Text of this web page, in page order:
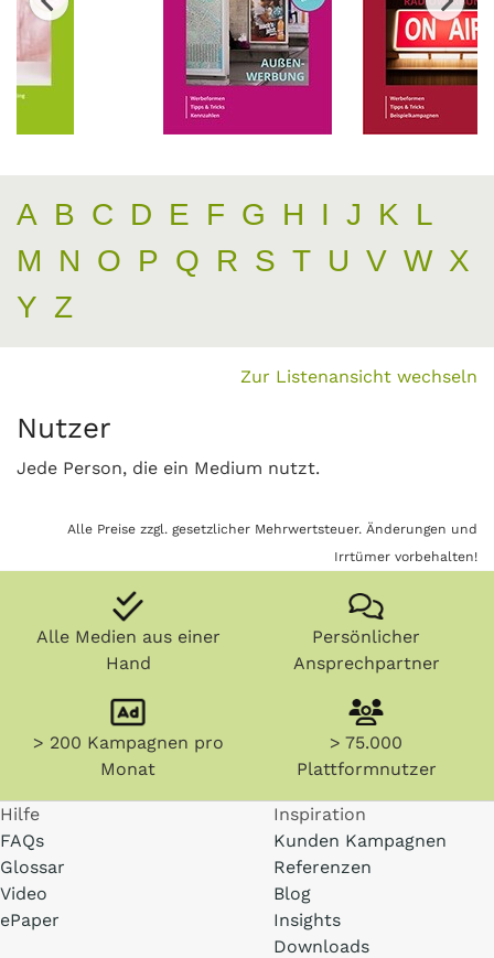
A B C D E F G H I J K L
M
N O P Q R S T U V W X
Y Z
Zur Listenansicht wechseln
Nutzer
Jede Person, die ein Medium nutzt.
Alle Preise zzgl. gesetzlicher Mehrwertsteuer. Änderungen und
Irrtümer vorbehalten!
Alle Medien aus einer
Hand
Persönlicher
Ansprechpartner
> 200 Kampagnen pro
Monat
> 75.000
Plattformnutzer
Hilfe
FAQs
Glossar
Video
ePaper
Inspiration
Kunden Kampagnen
Referenzen
Blog
Insights
Downloads